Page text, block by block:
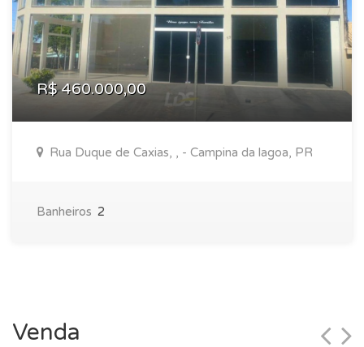
R$ 460.000,00
Rua Duque de Caxias, , - Campina da lagoa, PR
Banheiros 2
Venda